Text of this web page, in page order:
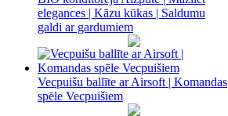
elegances | Kāzu kūkas | Saldumu
galdi ar gardumiem
Vecpuišu ballīte ar Airsoft | Komandas
spēle Vecpuišiem